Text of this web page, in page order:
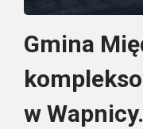
Gmina
w